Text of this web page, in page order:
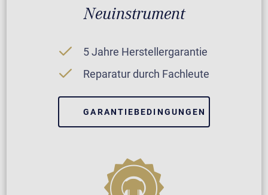
Neuinstrument
5 Jahre Herstellergarantie
Reparatur durch Fachleute
GARANTIEBEDINGUNGEN